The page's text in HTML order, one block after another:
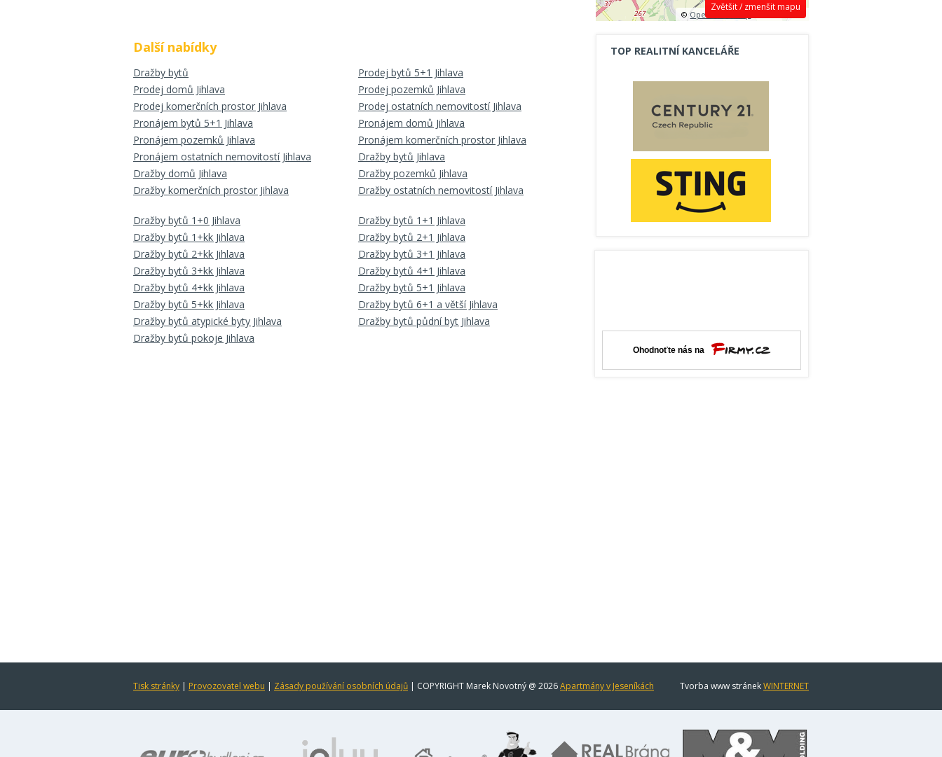
Další nabídky
Dražby bytů
Prodej bytů 5+1 Jihlava
Prodej domů Jihlava
Prodej pozemků Jihlava
Prodej komerčních prostor Jihlava
Prodej ostatních nemovitostí Jihlava
Pronájem bytů 5+1 Jihlava
Pronájem domů Jihlava
Pronájem pozemků Jihlava
Pronájem komerčních prostor Jihlava
Pronájem ostatních nemovitostí Jihlava
Dražby bytů Jihlava
Dražby domů Jihlava
Dražby pozemků Jihlava
Dražby komerčních prostor Jihlava
Dražby ostatních nemovitostí Jihlava
Dražby bytů 1+0 Jihlava
Dražby bytů 1+1 Jihlava
Dražby bytů 1+kk Jihlava
Dražby bytů 2+1 Jihlava
Dražby bytů 2+kk Jihlava
Dražby bytů 3+1 Jihlava
Dražby bytů 3+kk Jihlava
Dražby bytů 4+1 Jihlava
Dražby bytů 4+kk Jihlava
Dražby bytů 5+1 Jihlava
Dražby bytů 5+kk Jihlava
Dražby bytů 6+1 a větší Jihlava
Dražby bytů atypické byty Jihlava
Dražby bytů půdní byt Jihlava
Dražby bytů pokoje Jihlava
Zvětšit / zmenšit mapu
©OpenStreetMap contributors.
TOP REALITNÍ KANCELÁŘE
Tisk stránky | Provozovatel webu | Zásady používání osobních údajů | COPYRIGHT Marek Novotný @ 2026Apartmány v Jeseníkách Tvorba www stránekWINTERNET